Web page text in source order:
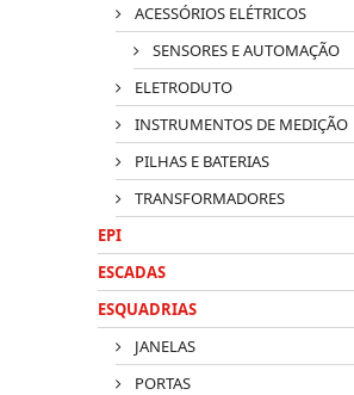
ACESSÓRIOS ELÉTRICOS
SENSORES E AUTOMAÇÃO
ELETRODUTO
INSTRUMENTOS DE MEDIÇÃO
PILHAS E BATERIAS
TRANSFORMADORES
EPI
ESCADAS
ESQUADRIAS
JANELAS
PORTAS